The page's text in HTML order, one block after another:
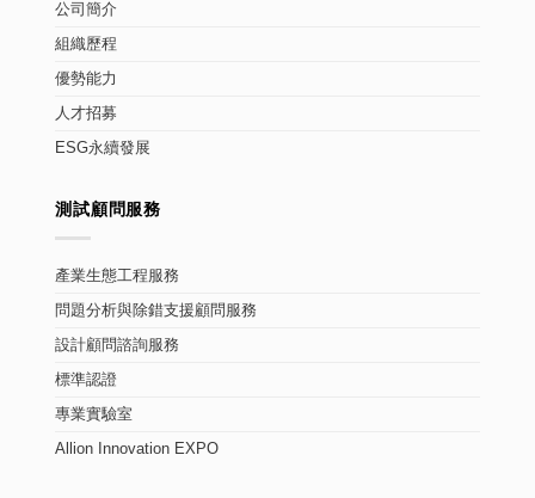
公司簡介
組織歷程
優勢能力
人才招募
ESG永續發展
測試顧問服務
產業生態工程服務
問題分析與除錯支援顧問服務
設計顧問諮詢服務
標準認證
專業實驗室
Allion Innovation EXPO